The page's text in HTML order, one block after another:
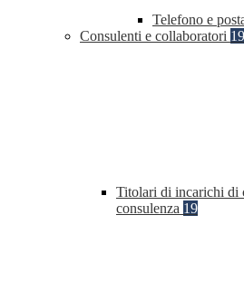
Telefono e
Consulenti e collaboratori 19
Titolari di incarichi di
consulenza 19